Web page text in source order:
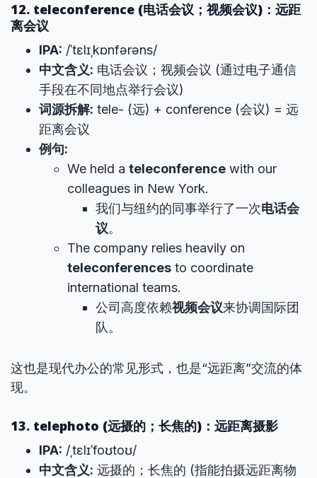
12. teleconference (电话会议；视频会议)：远距
离会议
IPA: /ˈtɛlɪˌkɒnfərəns/
中文含义: 电话会议；视频会议 (通过电子通信
手段在不同地点举行会议)
词源拆解: tele- (远) + conference (会议) = 远
距离会议
例句:
We held a teleconference with our
colleagues in New York.
我们与纽约的同事举行了一次电话会
议。
The company relies heavily on
teleconferences to coordinate
international teams.
公司高度依赖视频会议来协调国际团
队。
这也是现代办公的常见形式，也是“远距离”交流的体
现。
13. telephoto (远摄的；长焦的)：远距离摄影
IPA: /ˌtɛlɪˈfoʊtoʊ/
中文含义: 远摄的；长焦的 (指能拍摄远距离物